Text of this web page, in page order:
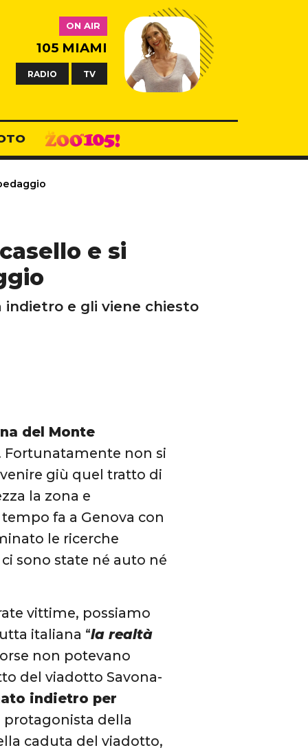
ON AIR
105 MIAMI
RADIO TV
e si
e gli viene chiesto
del Monte
Fortunatamente non si
giù quel tratto di
la zona e
fa a Genova con
le ricerche
sono state né auto né
vittime, possiamo
italiana “la realtà
non potevano
del viadotto Savona-
indietro per
protagonista della
caduta del viadotto,